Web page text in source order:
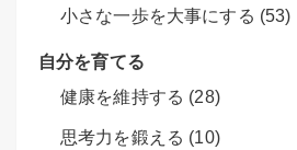
小さな一歩を大事にする (53)
自分を育てる
健康を維持する (28)
思考力を鍛える (10)